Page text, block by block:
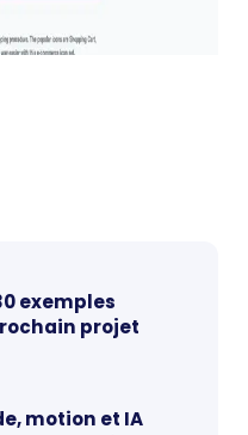
exemples
projet
motion et IA